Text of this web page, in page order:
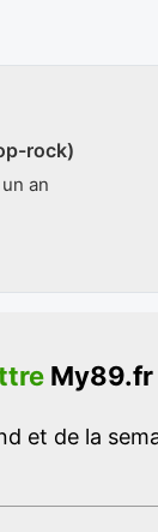
rock)
an
My89.fr
et de la